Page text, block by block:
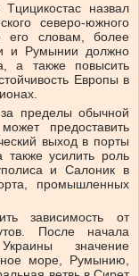
назвал
северо-южного
его словам, более
и Румынии должно
а также повысить
Европы в
пределы обычной
предоставить
выход в порты
усилить роль
и Салоник в
промышленных
зависимость от
После начала
значение
море, Румынию,